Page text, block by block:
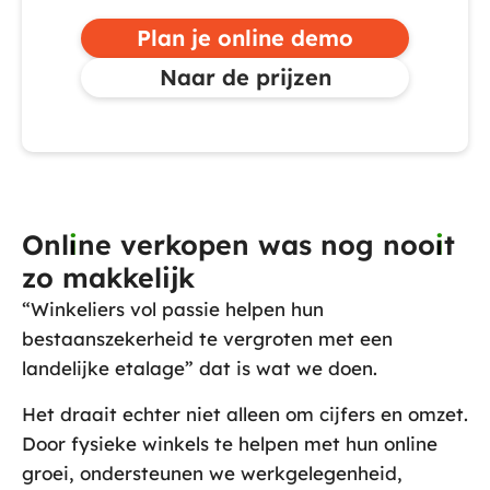
Plan je online demo
Naar de prijzen
Online verkopen was nog nooit
zo makkelijk
“Winkeliers vol passie helpen hun
bestaanszekerheid te vergroten met een
landelijke etalage” dat is wat we doen.
Het draait echter niet alleen om cijfers en omzet.
Door fysieke winkels te helpen met hun online
groei, ondersteunen we werkgelegenheid,